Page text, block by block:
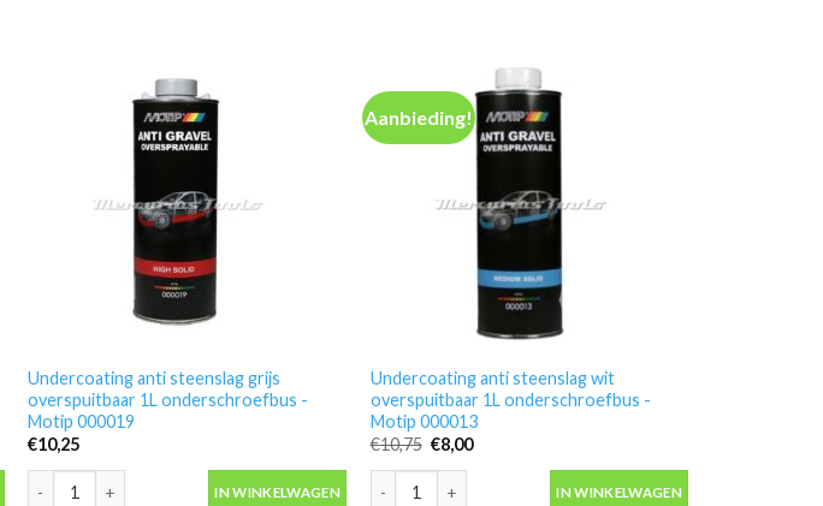
Undercoating anti steenslag grijs
overspuitbaar 1L onderschroefbus -
Motip 000019
€10,25
IN WINKELWAGEN
Aanbieding!
Undercoating anti steenslag wit
overspuitbaar 1L onderschroefbus -
Motip 000013
€10,75 Oorspronkelijke
prijs
was:
€10,75.
€8,00Huidige
IN WINKELWAGEN